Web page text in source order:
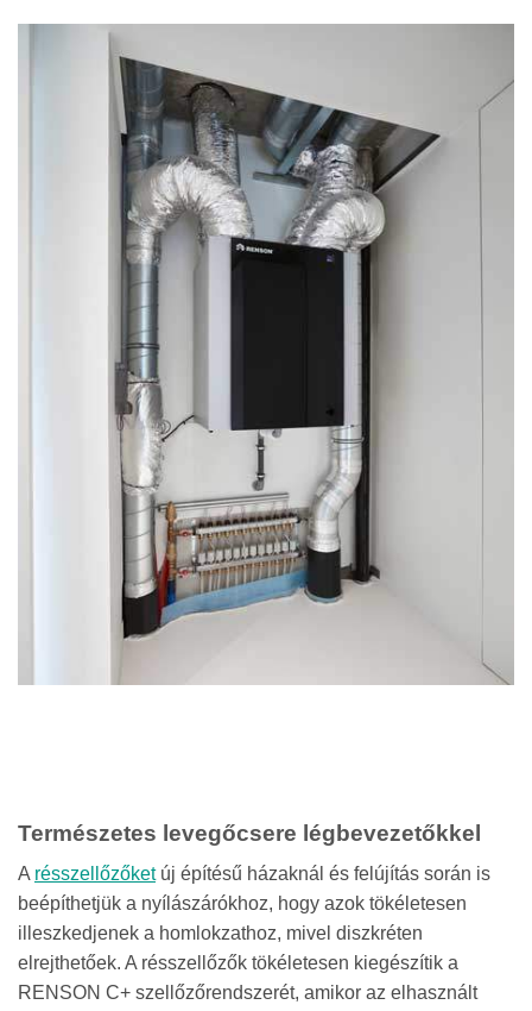
Természetes levegőcsere légbevezetőkkel
A résszellőzőketúj építésű házaknál és felújítás során is
beépíthetjük a nyílászárókhoz, hogy azok tökéletesen
illeszkedjenek a homlokzathoz, mivel diszkréten
elrejthetőek. A résszellőzők tökéletesen kiegészítik a
RENSON C+ szellőzőrendszerét, amikor az elhasznált